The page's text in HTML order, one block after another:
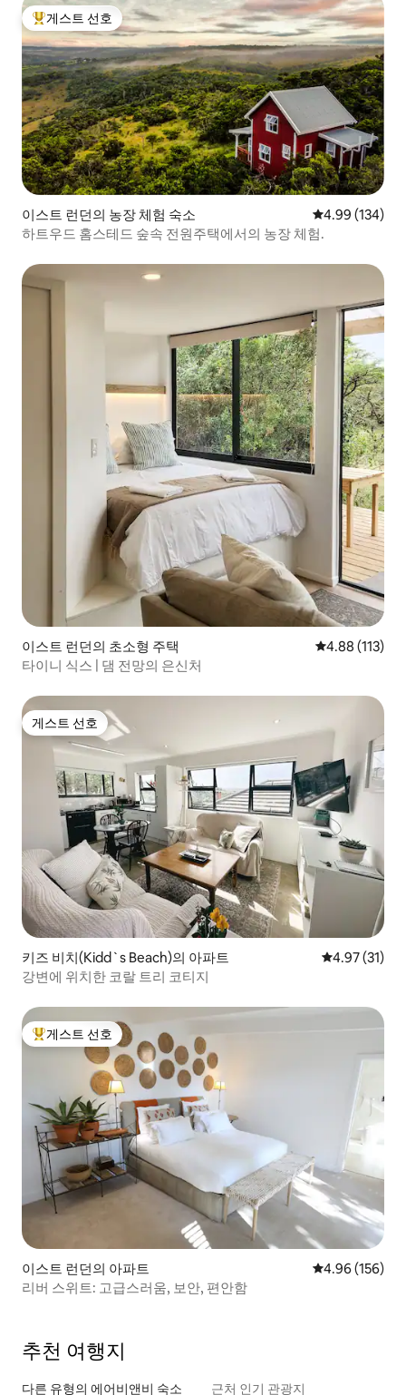
상위 게스트 선호
게스트 선호
이스트 런던의 농장 체험 숙소 평점 4.99점(5
4.99 (134)
하트우드 홈스테드 숲속 전원주택에서의 농장 체험.
이스트 런던의 초소형 주택 평점 4.88점(5
4.88 (113)
타이니 식스 | 댐 전망의 은신처
게스트 선호
게스트 선호
키즈 비치(Kidd`s Beach)의 아파트 평점 4.97점
4.97 (31)
강변에 위치한 코랄 트리 코티지
상위 게스트 선호
게스트 선호
이스트 런던의 아파트 평점 4.96점(5
4.96 (156)
리버 스위트: 고급스러움, 보안, 편안함
추천 여행지
다른 유형의 에어비앤비 숙소 근처 인기 관광지